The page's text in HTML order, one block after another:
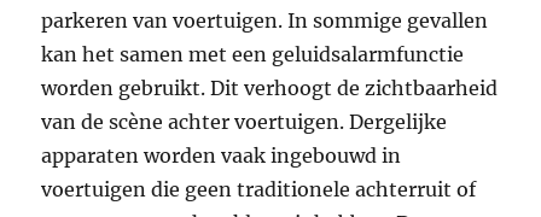
parkeren van voertuigen. In sommige gevallen
kan het samen met een geluidsalarmfunctie
worden gebruikt. Dit verhoogt de zichtbaarheid
van de scène achter voertuigen. Dergelijke
apparaten worden vaak ingebouwd in
voertuigen die geen traditionele achterruit of